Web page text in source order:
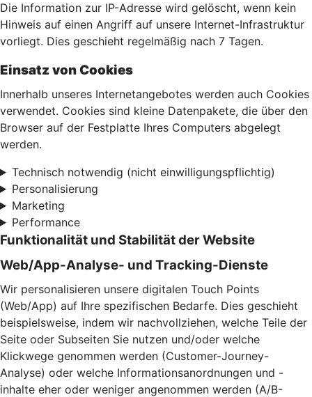
Die Information zur IP-Adresse wird gelöscht, wenn kein
Hinweis auf einen Angriff auf unsere Internet-Infrastruktur
vorliegt. Dies geschieht regelmäßig nach 7 Tagen.
Einsatz von Cookies
Innerhalb unseres Internetangebotes werden auch Cookies
verwendet. Cookies sind kleine Datenpakete, die über den
Browser auf der Festplatte Ihres Computers abgelegt
werden.
Technisch notwendig (nicht einwilligungspflichtig)
Personalisierung
Marketing
Performance
Funktionalität und Stabilität der Website
Web/App-Analyse- und Tracking-Dienste
Wir personalisieren unsere digitalen Touch Points
(Web/App) auf Ihre spezifischen Bedarfe. Dies geschieht
beispielsweise, indem wir nachvollziehen, welche Teile der
Seite oder Subseiten Sie nutzen und/oder welche
Klickwege genommen werden (Customer-Journey-
Analyse) oder welche Informationsanordnungen und -
inhalte eher oder weniger angenommen werden (A/B-